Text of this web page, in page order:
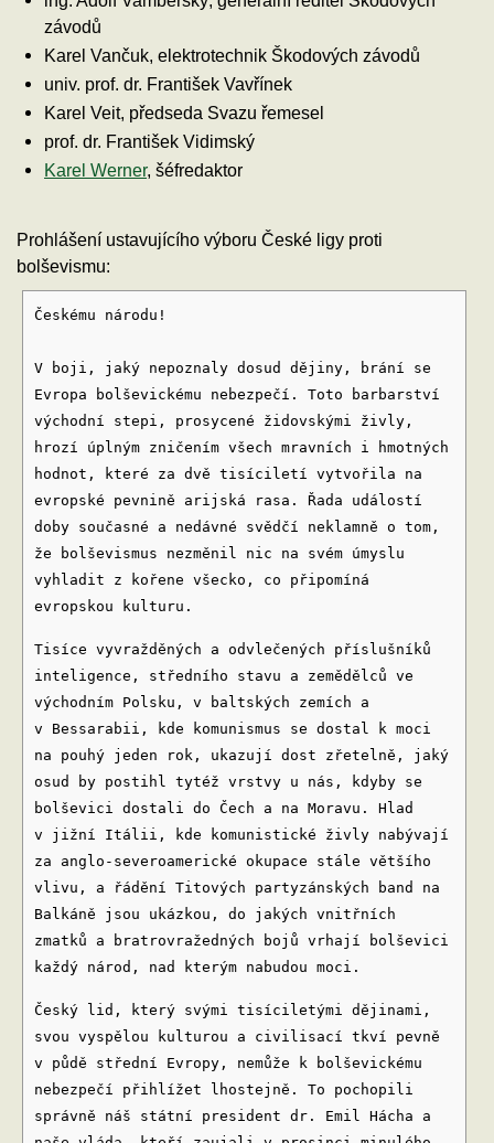
závodů
Karel Vančuk, elektrotechnik Škodových závodů
univ. prof. dr. František Vavřínek
Karel Veit, předseda Svazu řemesel
prof. dr. František Vidimský
Karel Werner, šéfredaktor
Prohlášení ustavujícího výboru České ligy proti
bolševismu:
Českému národu!
V boji, jaký nepoznaly dosud dějiny, brání se
Evropa bolševickému nebezpečí. Toto barbarství
východní stepi, prosycené židovskými živly,
hrozí úplným zničením všech mravních i hmotných
hodnot, které za dvě tisíciletí vytvořila na
evropské pevnině arijská rasa. Řada událostí
doby současné a nedávné svědčí neklamně o tom,
že bolševismus nezměnil nic na svém úmyslu
vyhladit z kořene všecko, co připomíná
evropskou kulturu.
Tisíce vyvražděných a odvlečených příslušníků
inteligence, středního stavu a zemědělců ve
východním Polsku, v baltských zemích a
v Bessarabii, kde komunismus se dostal k moci
na pouhý jeden rok, ukazují dost zřetelně, jaký
osud by postihl tytéž vrstvy u nás, kdyby se
bolševici dostali do Čech a na Moravu. Hlad
v jižní Itálii, kde komunistické živly nabývají
za anglo-severoamerické okupace stále většího
vlivu, a řádění Titových partyzánských band na
Balkáně jsou ukázkou, do jakých vnitřních
zmatků a bratrovražedných bojů vrhají bolševici
každý národ, nad kterým nabudou moci.
Český lid, který svými tisíciletými dějinami,
svou vyspělou kulturou a civilisací tkví pevně
v půdě střední Evropy, nemůže k bolševickému
nebezpečí přihlížet lhostejně. To pochopili
správně náš státní president dr. Emil Hácha a